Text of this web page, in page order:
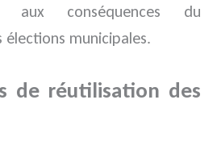
aux conséquences du
municipales.
de réutilisation des